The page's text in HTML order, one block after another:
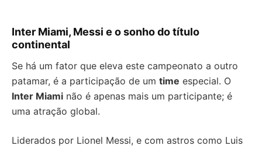
Inter Miami, Messi e o sonho do título
continental
Se há um fator que eleva este campeonato a outro
patamar, é a participação de um time especial. O
Inter Miami não é apenas mais um participante; é
uma atração global.
Liderados por Lionel Messi, e com astros como Luis